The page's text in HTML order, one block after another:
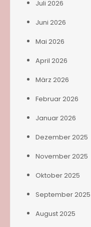
Juli 2026
Juni 2026
Mai 2026
April 2026
März 2026
Februar 2026
Januar 2026
Dezember 2025
November 2025
Oktober 2025
September 2025
August 2025